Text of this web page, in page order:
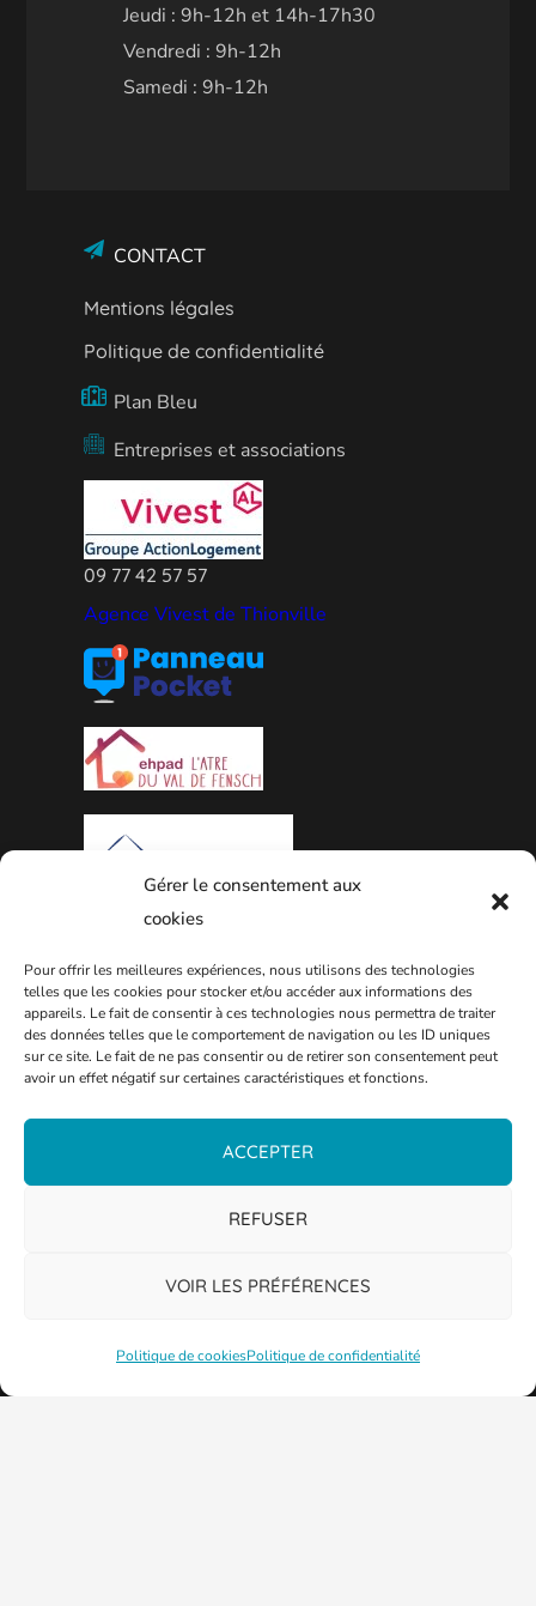
Gérer le consentement aux
cookies
Pour offrir les meilleures expériences, nous utilisons des technologies
telles que les cookies pour stocker et/ou accéder aux informations des
appareils. Le fait de consentir à ces technologies nous permettra de traiter
des données telles que le comportement de navigation ou les ID uniques
sur ce site. Le fait de ne pas consentir ou de retirer son consentement peut
avoir un effet négatif sur certaines caractéristiques et fonctions.
ACCEPTER
REFUSER
VOIR LES PRÉFÉRENCES
Politique de cookiesPolitique de confidentialité
Jeudi : 9h-12h et 14h-17h30
Vendredi : 9h-12h
Samedi : 9h-12h
CONTACT
Mentions légales
Politique de confidentialité
Plan Bleu
Entreprises et associations
09 77 42 57 57
Agence Vivest de Thionville